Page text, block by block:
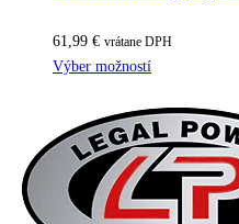
61,99 € vrátane DPH
Výber možností